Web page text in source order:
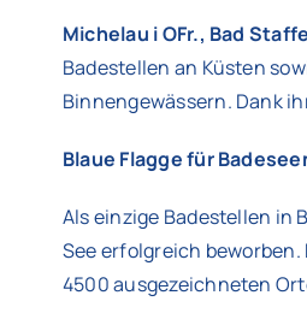
Michelau i OFr., Bad
Badestellen an Küsten
Binnengewässern. Dank
Blaue Flagge für
Als einzige Badestellen in
See erfolgreich
4500 ausgezeichneten